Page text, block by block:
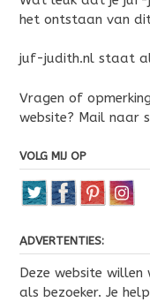
het ontstaan van
juf-judith.nl staat
Vragen of
website? Mail naar
VOLG MIJ OP
ADVERTENTIES:
Deze website
als bezoeker. Je